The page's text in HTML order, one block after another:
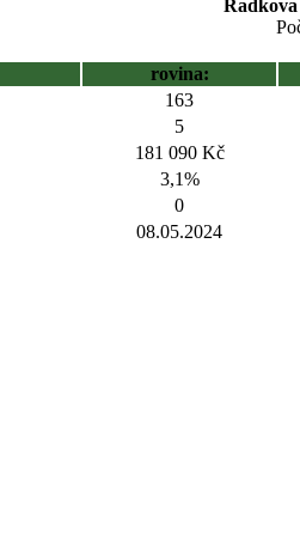
rovina:
163
5
181 090 Kč
3,1%
0
08.05.2024